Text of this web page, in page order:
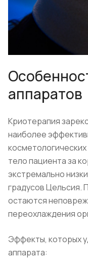
аппаратов
Криотерапия
наиболее
тело пациента за
экстремально
градусов Цельсия.
остаются
переохлаждения
Эффекты, которых
аппарата: